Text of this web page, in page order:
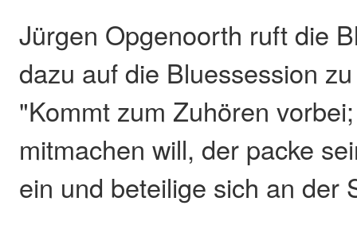
Jürgen Opgenoorth ruft die
dazu auf die Bluessession
"Kommt zum Zuhören
mitmachen will, der packe
ein und beteilige sich an der